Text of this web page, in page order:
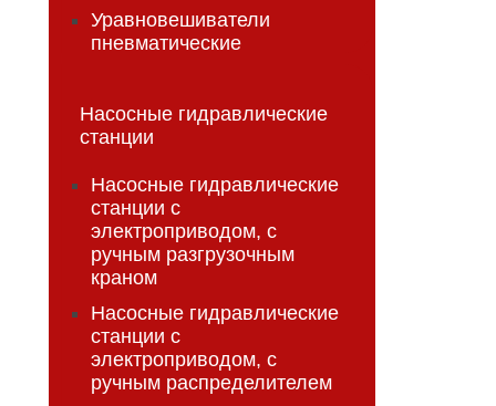
Уравновешиватели
пневматические
Насосные гидравлические
станции
Насосные гидравлические
станции с
электроприводом, с
ручным разгрузочным
краном
Насосные гидравлические
станции с
электроприводом, с
ручным распределителем